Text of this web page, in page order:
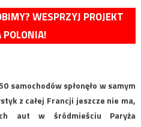
WESPRZYJ PROJEKT
samochodów spłonęło w samym
z całej Francji jeszcze nie ma,
aut w śródmieściu Paryża